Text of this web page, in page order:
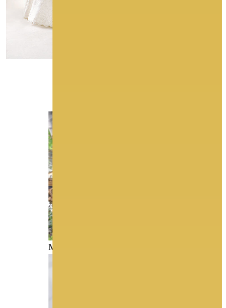
MAGGIE SOTTERO